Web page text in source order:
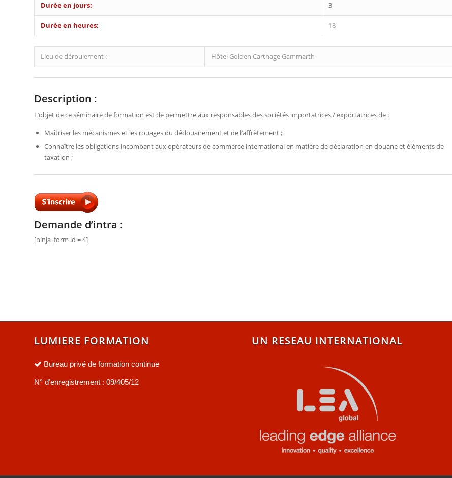
Durée en jours: 3
Durée en heures: 18
Lieu de déroulement : Hôtel Golden Carthage Gammarth
Description :
L’objet de ce séminaire de formation est de permettre aux responsables des sociétés importatrices / exportatrices de :
Maîtriser les mécanismes et les rouages du dédouanement et de l’affrètement ;
Connaître les obligations incombant aux opérateurs de commerce international en matière de déclaration en douane et éléments de
taxation ;
Demande d’intra :
[ninja_form id = 4]
LUMIERE FORMATION
Bureau privé de formation continue
N° d’enregistrement : 09/405/12
UN RESEAU INTERNATIONAL